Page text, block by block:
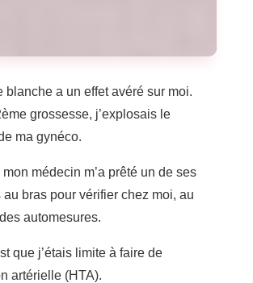
blanche a un effet avéré sur moi.
grossesse, j’explosais le
ma gynéco.
médecin m’a prêté un de ses
bras pour vérifier chez moi, au
automesures.
que j’étais limite à faire de
artérielle (HTA).